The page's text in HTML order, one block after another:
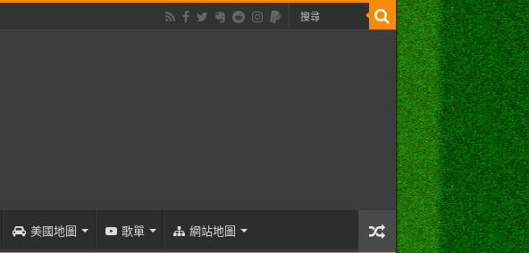
美國地圖 歌單 網站地圖